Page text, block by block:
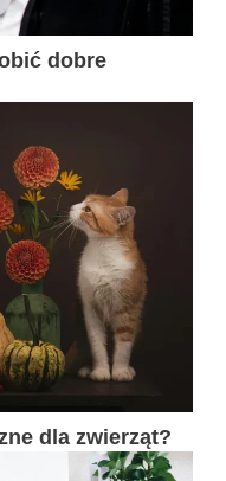
dobre
dla zwierząt?